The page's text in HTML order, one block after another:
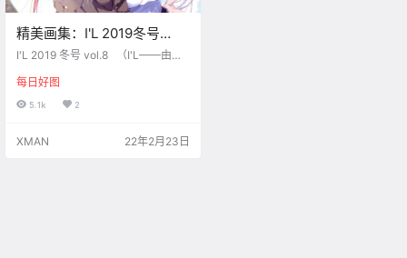
精美画集：I'L 2019冬号
vol.8
I'L 2019 冬号 vol.8 （I'L——由多
每日好图
5.1k 2
XMAN 22年2月23日